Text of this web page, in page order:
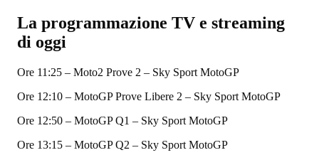
La programmazione TV e streaming
di oggi
Ore 11:25 – Moto2 Prove 2 – Sky Sport MotoGP
Ore 12:10 – MotoGP Prove Libere 2 – Sky Sport MotoGP
Ore 12:50 – MotoGP Q1 – Sky Sport MotoGP
Ore 13:15 – MotoGP Q2 – Sky Sport MotoGP